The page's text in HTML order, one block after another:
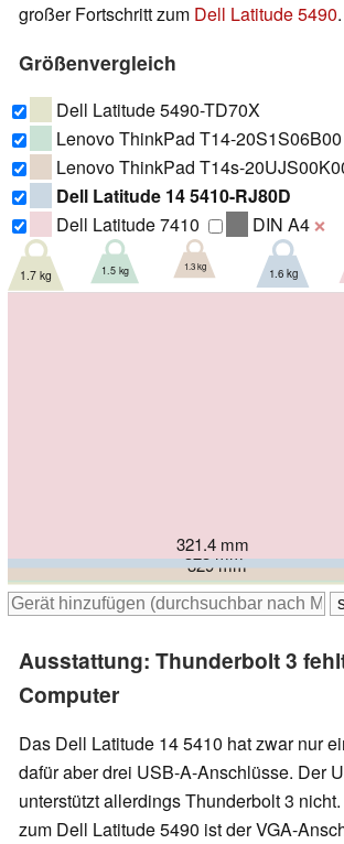
großer Fortschritt zum Dell Latitude 5490.
Größenvergleich
Dell Latitude 5490-TD70X
Lenovo ThinkPad T14-20S1S06B00
Lenovo ThinkPad T14s-
Dell Latitude 14 5410-RJ80D
Dell Latitude 7410
DIN A4 ❌
333 mm
1.7 kg
329 mm
1.5 kg
329 mm
1.3 kg
323 mm
1.6 kg
321.4 mm
Ausstattung: Thunderbolt 3
Computer
Das Dell Latitude 14 5410 hat zwar nur
dafür aber drei USB-A-Anschlüsse. Der
unterstützt allerdings Thunderbolt 3
zum Dell Latitude 5490 ist der VGA-